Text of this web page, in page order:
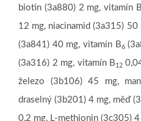
biotin (3a880) 2 mg, vitamín B
12 mg, niacinamid (3a315)
(3a841) 40 mg, vitamín B6
(3a316) 2 mg, vitamín B12
železo (3b106) 45 mg,
draselný (3b201) 4 mg, měď
0,2 mg, L-methionin (3c305)